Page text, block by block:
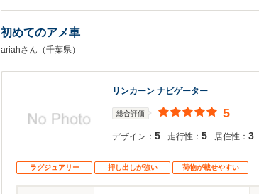
初めてのアメ車
ariahさん（千葉県）
リンカーン ナビゲーター
総合評価 5
デザイン： 5 走行性： 5 居住性： 3
ラグジュアリー 押し出しが強い 荷物が載せやすい